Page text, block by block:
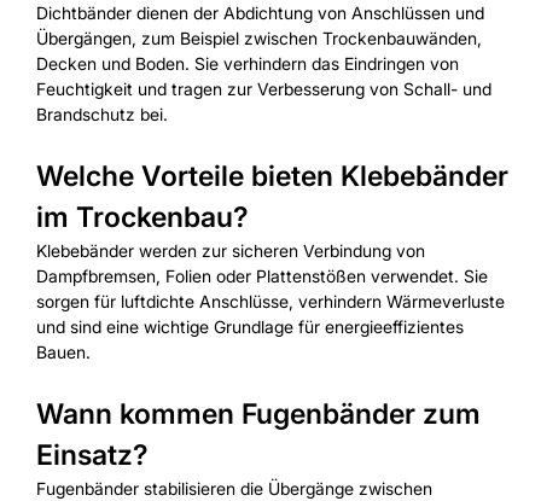
Dichtbänder dienen der Abdichtung von Anschlüssen und
Übergängen, zum Beispiel zwischen Trockenbauwänden,
Decken und Boden. Sie verhindern das Eindringen von
Feuchtigkeit und tragen zur Verbesserung von Schall- und
Brandschutz bei.
Welche Vorteile bieten Klebebänder
im Trockenbau?
Klebebänder werden zur sicheren Verbindung von
Dampfbremsen, Folien oder Plattenstößen verwendet. Sie
sorgen für luftdichte Anschlüsse, verhindern Wärmeverluste
und sind eine wichtige Grundlage für energieeffizientes
Bauen.
Wann kommen Fugenbänder zum
Einsatz?
Fugenbänder stabilisieren die Übergänge zwischen